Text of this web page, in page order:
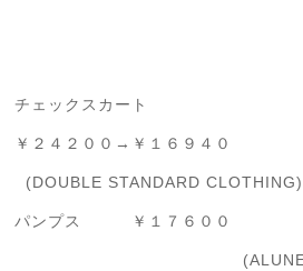
チェックスカート
￥２４２００→￥１６９４０
(DOUBLE STANDARD CLOTHING)
パンプス ￥１７６００